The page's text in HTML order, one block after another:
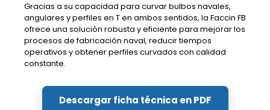
Gracias a su capacidad para curvar bulbos navales,
angulares y perfiles en T en ambos sentidos, la Faccin FB
ofrece una solución robusta y eficiente para mejorar los
procesos de fabricación naval, reducir tiempos
operativos y obtener perfiles curvados con calidad
constante.
Descargar ficha técnica en PDF